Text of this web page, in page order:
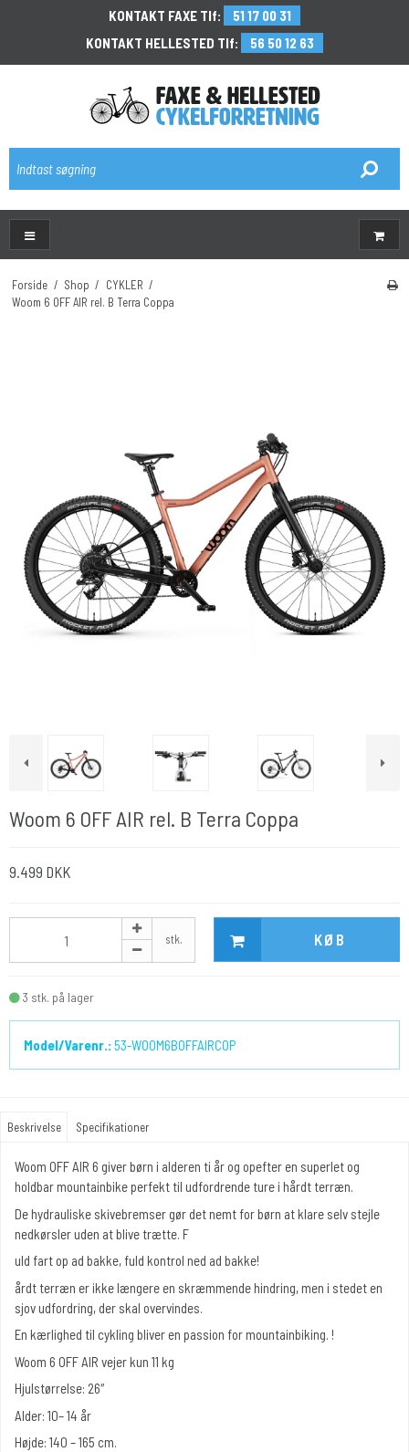
KONTAKT FAXE Tlf:
51 17 00 31
KONTAKT HELLESTED Tlf:
56 50 12 63
Forside / Shop / CYKLER /
Woom 6 OFF AIR rel. B Terra Coppa
Woom 6 OFF AIR rel. B Terra Coppa
9.499 DKK
stk. KØB
3 stk. på lager
Model/Varenr.: 53-WOOM6BOFFAIRCOP
Beskrivelse Specifikationer
Woom OFF AIR 6 giver børn i alderen ti år og opefter en superlet og
holdbar mountainbike perfekt til udfordrende ture i hårdt terræn.
De hydrauliske skivebremser gør det nemt for børn at klare selv stejle
nedkørsler uden at blive trætte. F
uld fart op ad bakke, fuld kontrol ned ad bakke!
årdt terræn er ikke længere en skræmmende hindring, men i stedet en
sjov udfordring, der skal overvindes.
En kærlighed til cykling bliver en passion for mountainbiking. !
Woom 6 OFF AIR vejer kun 11 kg
Hjulstørrelse: 26″
Alder: 10– 14 år
Højde: 140 – 165 cm.